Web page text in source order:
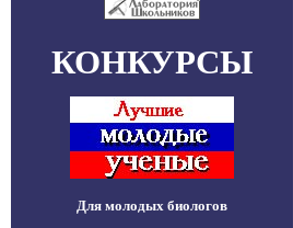
КОНКУРСЫ
Для молодых биологов